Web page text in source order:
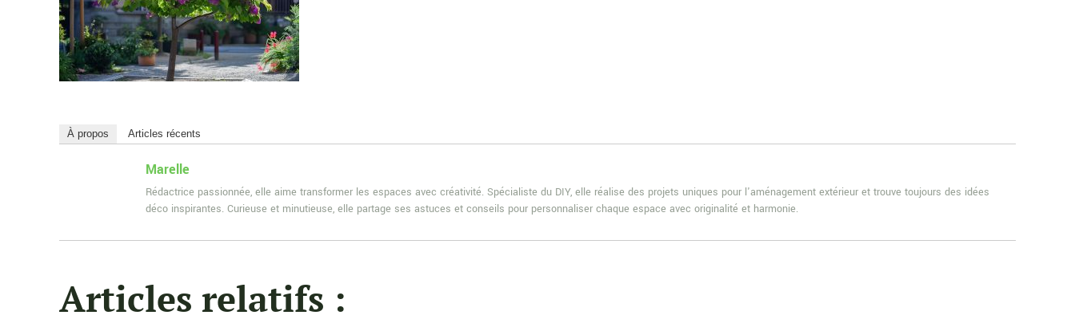
À propos Articles récents
Marelle
Rédactrice passionnée, elle aime transformer les espaces avec créativité. Spécialiste du DIY, elle réalise des projets uniques pour l'aménagement extérieur et trouve toujours des idées
déco inspirantes. Curieuse et minutieuse, elle partage ses astuces et conseils pour personnaliser chaque espace avec originalité et harmonie.
Articles relatifs :